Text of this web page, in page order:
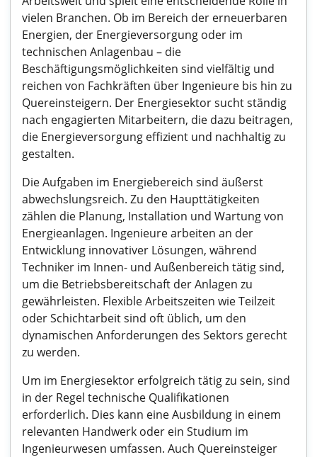
vielen Branchen. Ob im Bereich der erneuerbaren
Energien, der Energieversorgung oder im
technischen Anlagenbau – die
Beschäftigungsmöglichkeiten sind vielfältig und
reichen von Fachkräften über Ingenieure bis hin zu
Quereinsteigern. Der Energiesektor sucht ständig
nach engagierten Mitarbeitern, die dazu beitragen,
die Energieversorgung effizient und nachhaltig zu
gestalten.
Die Aufgaben im Energiebereich sind äußerst
abwechslungsreich. Zu den Haupttätigkeiten
zählen die Planung, Installation und Wartung von
Energieanlagen. Ingenieure arbeiten an der
Entwicklung innovativer Lösungen, während
Techniker im Innen- und Außenbereich tätig sind,
um die Betriebsbereitschaft der Anlagen zu
gewährleisten. Flexible Arbeitszeiten wie Teilzeit
oder Schichtarbeit sind oft üblich, um den
dynamischen Anforderungen des Sektors gerecht
zu werden.
Um im Energiesektor erfolgreich tätig zu sein, sind
in der Regel technische Qualifikationen
erforderlich. Dies kann eine Ausbildung in einem
relevanten Handwerk oder ein Studium im
Ingenieurwesen umfassen. Auch Quereinsteiger